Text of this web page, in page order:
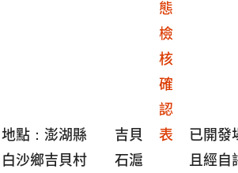
地點：澎湖縣
白沙鄉吉貝村
吉貝
石滬
態
檢
核
確
認
表
已開發
且經自